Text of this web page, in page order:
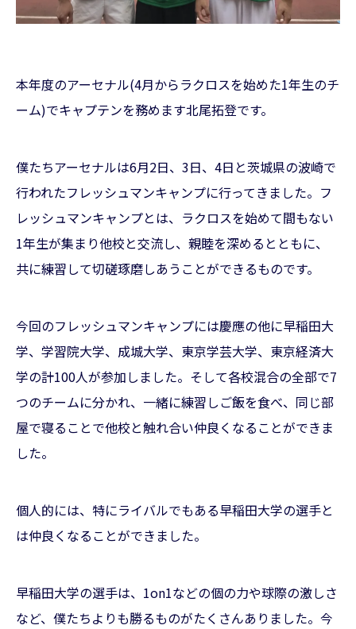
本年度のアーセナル(4月からラクロスを始めた1年生のチ
ーム)でキャプテンを務めます北尾拓登です。
僕たちアーセナルは6月2日、3日、4日と茨城県の波崎で
行われたフレッシュマンキャンプに行ってきました。フ
レッシュマンキャンプとは、ラクロスを始めて間もない
1年生が集まり他校と交流し、親睦を深めるとともに、
共に練習して切磋琢磨しあうことができるものです。
今回のフレッシュマンキャンプには慶應の他に早稲田大
学、学習院大学、成城大学、東京学芸大学、東京経済大
学の計100人が参加しました。そして各校混合の全部で7
つのチームに分かれ、一緒に練習しご飯を食べ、同じ部
屋で寝ることで他校と触れ合い仲良くなることができま
した。
個人的には、特にライバルでもある早稲田大学の選手と
は仲良くなることができました。
早稲田大学の選手は、1on1などの個の力や球際の激しさ
など、僕たちよりも勝るものがたくさんありました。今